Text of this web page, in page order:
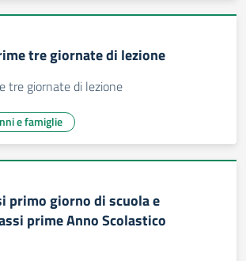
tre giornate di lezione
tre giornate di lezione
e famiglie
primo giorno di scuola e
prime Anno Scolastico